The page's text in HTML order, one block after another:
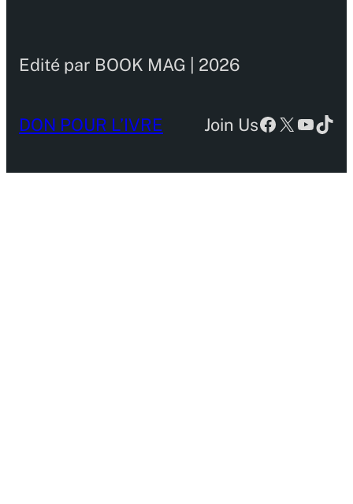
Edité par BOOK MAG | 2026
DON POUR L’IVRE Join UsFacebook
X